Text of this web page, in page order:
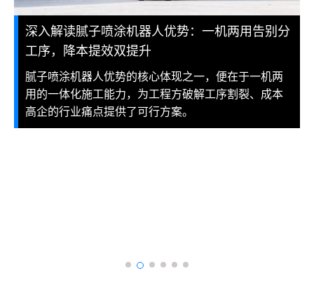
深入解读腻子喷涂机器人优势：一机两用告别分
工序，降本提效双提升
腻子喷涂机器人优势的核心体现之一，便在于一机两
用的一体化施工能力，为工程方破解工序割裂、成本
高企的行业痛点提供了可行方案。